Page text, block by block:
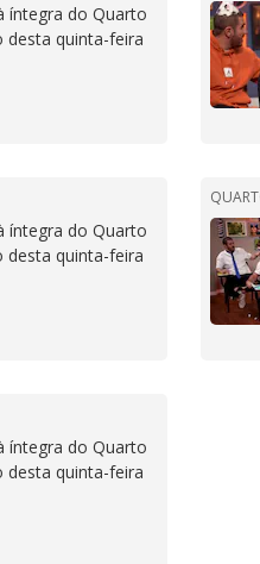
íntegra do Quarto
desta quinta-feira
íntegra do Quarto
desta quinta-feira
íntegra do Quarto
desta quinta-feira